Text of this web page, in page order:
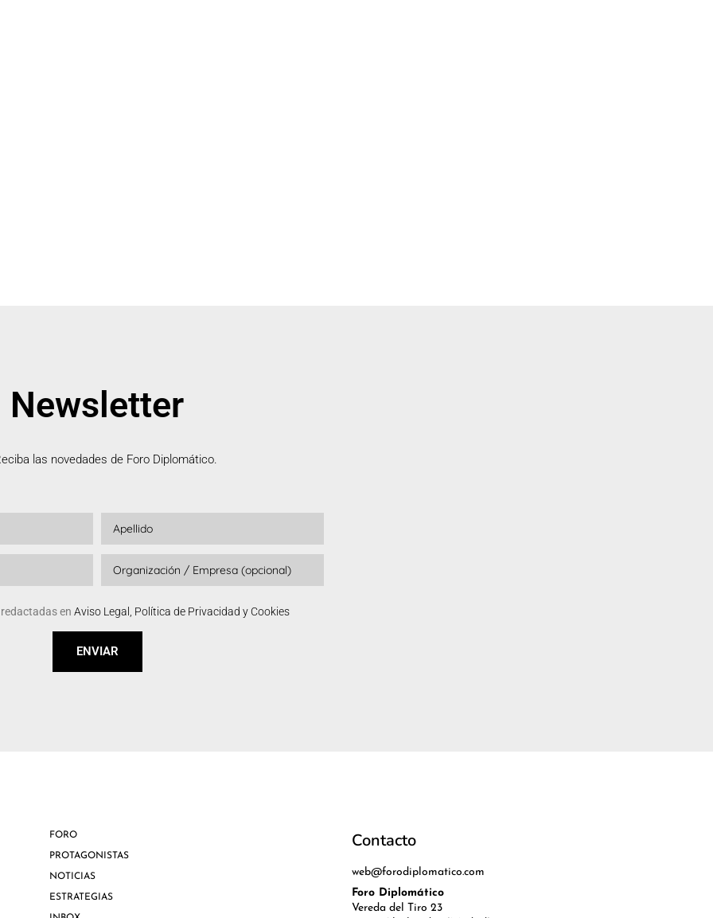
Newsletter
las novedades de Foro Diplomático.
en Aviso Legal, Política de Privacidad y Cookies
ENVIAR
FORO
PROTAGONISTAS
NOTICIAS
ESTRATEGIAS
Contacto
web@forodiplomatico.com
Foro Diplomático
Vereda del Tiro 23